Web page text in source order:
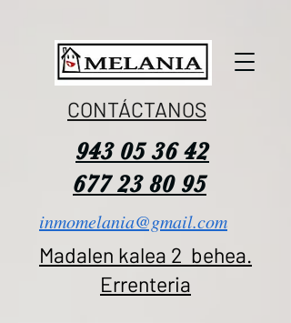
943 05 36 42
Madalen kalea 2 behea.
Errenteria
inmomelania@gmail.com
677 23 80 95
CONTÁCTANOS